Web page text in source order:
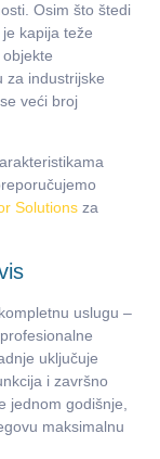
Osim što štedi
kapija teže
za industrijske
veći broj
Solutions za
uslugu –
uključuje
i završno
jednom godišnje,
maksimalnu